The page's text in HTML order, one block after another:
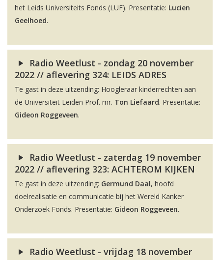
het Leids Universiteits Fonds (LUF). Presentatie: Lucien
Geelhoed.
Radio Weetlust - zondag 20 november
2022 // aflevering 324: LEIDS ADRES
Te gast in deze uitzending: Hoogleraar kinderrechten aan
de Universiteit Leiden Prof. mr. Ton Liefaard. Presentatie:
Gideon Roggeveen.
Radio Weetlust - zaterdag 19 november
2022 // aflevering 323: ACHTEROM KIJKEN
Te gast in deze uitzending: Germund Daal, hoofd
doelrealisatie en communicatie bij het Wereld Kanker
Onderzoek Fonds. Presentatie: Gideon Roggeveen.
Radio Weetlust - vrijdag 18 november